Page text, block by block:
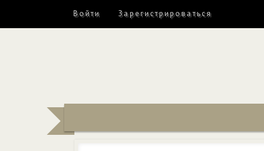
Войти Зарегистрироваться